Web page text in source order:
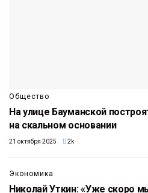
Общество
На улице Бауманской
на скальном основании
21 октября 2025 2k
Экономика
Николай Уткин: «Уже скоро